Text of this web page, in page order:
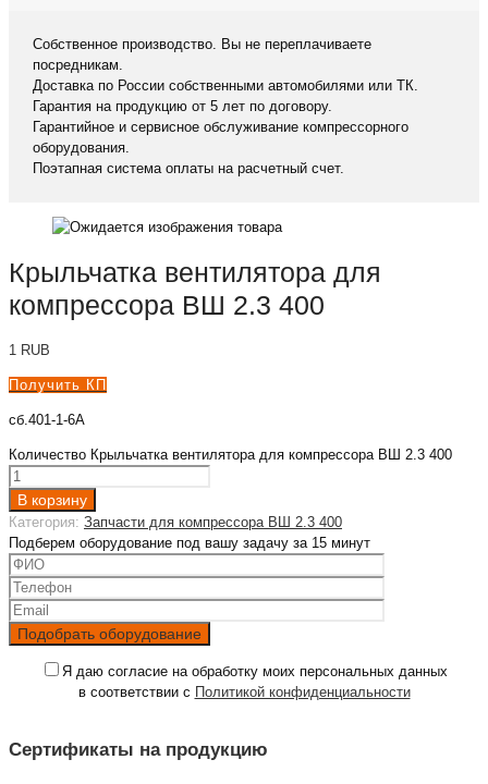
Собственное производство. Вы не переплачиваете
посредникам.
Доставка по России собственными автомобилями или ТК.
Гарантия на продукцию от 5 лет по договору.
Гарантийное и сервисное обслуживание компрессорного
оборудования.
Поэтапная система оплаты на расчетный счет.
Крыльчатка вентилятора для
компрессора ВШ 2.3 400
1 RUB
Получить КП
сб.401-1-6А
Количество Крыльчатка вентилятора для компрессора ВШ 2.3 400
В корзину
Категория: Запчасти для компрессора ВШ 2.3 400
Подберем оборудование под вашу задачу за 15 минут
Я даю согласие на обработку моих персональных данных
в соответствии с Политикой конфиденциальности
Сертификаты на продукцию